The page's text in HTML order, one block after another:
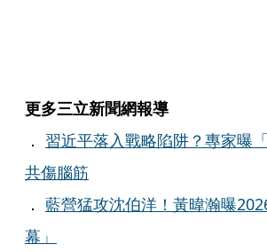
更多三立新聞網報導
． 習近平落入戰略陷阱？專家曝
共傷腦筋
． 藍營猛攻沈伯洋！黃暐瀚曝
幕」